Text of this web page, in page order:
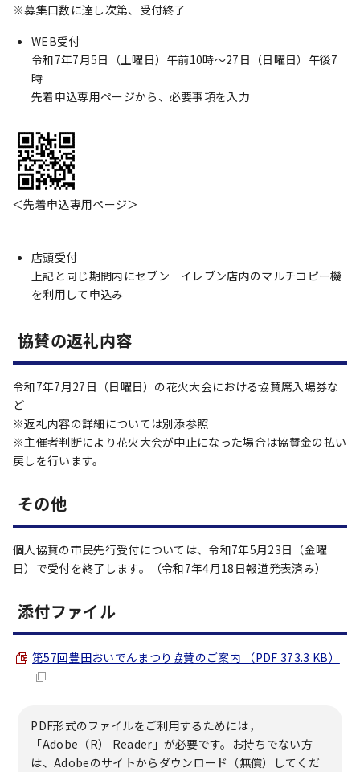
※募集口数に達し次第、受付終了
WEB受付
令和7年7月5日（土曜日）午前10時～27日（日曜日）午後7
時
先着申込専用ページから、必要事項を入力
＜先着申込専用ページ＞
店頭受付
上記と同じ期間内にセブン‐イレブン店内のマルチコピー機
を利用して申込み
協賛の返礼内容
令和7年7月27日（日曜日）の花火大会における協賛席入場券な
ど
※返礼内容の詳細については別添参照
※主催者判断により花火大会が中止になった場合は協賛金の払い
戻しを行います。
その他
個人協賛の市民先行受付については、令和7年5月23日（金曜
日）で受付を終了します。（令和7年4月18日報道発表済み）
添付ファイル
第57回豊田おいでんまつり協賛のご案内 （PDF 373.3 KB）
PDF形式のファイルをご利用するためには，
「Adobe（R） Reader」が必要です。お持ちでない方
は、Adobeのサイトからダウンロード（無償）してくだ